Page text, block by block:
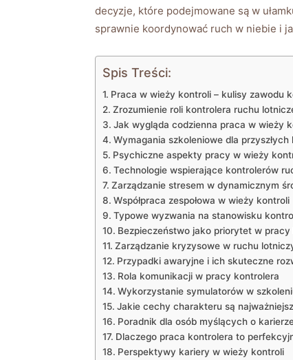
decyzje, które podejmowane są w
sprawnie koordynować ruch w niebie i
Spis Treści:
Praca w wieży kontroli – kulisy zawodu
Zrozumienie roli kontrolera ruchu
Jak wygląda codzienna praca w wieży
Wymagania szkoleniowe dla
Psychiczne aspekty pracy w wieży
Technologie wspierające kontrolerów
Zarządzanie stresem w dynamicznym
Współpraca zespołowa w wieży kontroli
Typowe wyzwania na stanowisku
Bezpieczeństwo jako priorytet w pracy
Zarządzanie kryzysowe w ruchu
Przypadki awaryjne i ich skuteczne
Rola komunikacji w pracy kontrolera
Wykorzystanie symulatorów w
Jakie cechy charakteru są
Poradnik dla osób myślących o
Dlaczego praca kontrolera to
Perspektywy kariery w wieży kontroli